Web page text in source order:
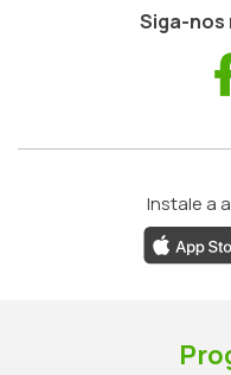
Siga-nos
Instale a